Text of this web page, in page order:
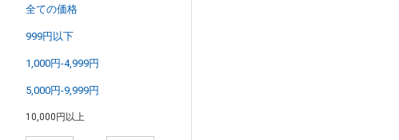
全ての価格
999円以下
1,000円-4,999円
5,000円-9,999円
10,000円以上